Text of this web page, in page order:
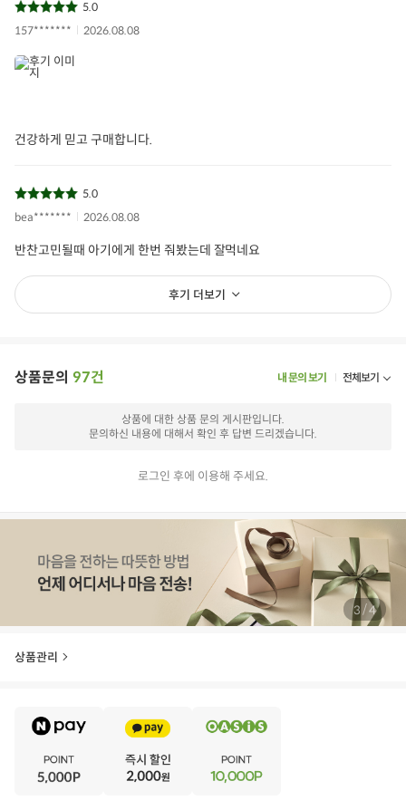
5.0
157*******
2026.08.08
건강하게 믿고 구매합니다.
5.0
bea*******
2026.08.08
반찬고민될때 아기에게 한번 줘봤는데 잘먹네요
후기 더보기
상품문의 97건 내 문의 보기 전체보기
상품에 대한 상품 문의 게시판입니다.
문의하신 내용에 대해서 확인 후 답변 드리겠습니다.
로그인 후에 이용해 주세요.
4 /4
상품관리